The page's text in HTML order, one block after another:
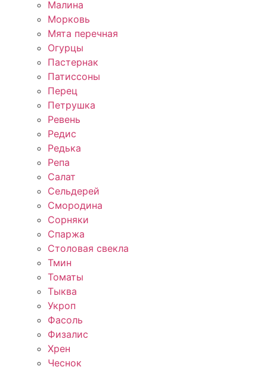
Малина
Морковь
Мята перечная
Огурцы
Пастернак
Патиссоны
Перец
Петрушка
Ревень
Редис
Редька
Репа
Салат
Сельдерей
Смородина
Сорняки
Спаржа
Столовая свекла
Тмин
Томаты
Тыква
Укроп
Фасоль
Физалис
Хрен
Чеснок